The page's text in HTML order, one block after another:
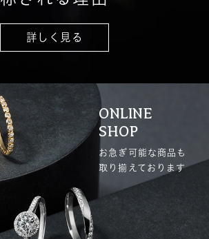
詳しく見る
ONLINE
SHOP
お急ぎ可能な商品も
取り揃えております